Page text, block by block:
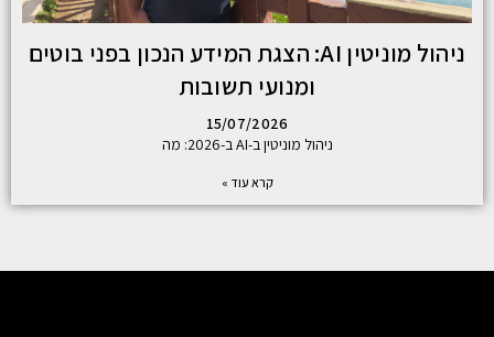
ניהול מוניטין AI: הצגת המידע הנכון בפני בוטים
ומנועי תשובות
15/07/2026
ניהול מוניטין ב-AI ב-2026: מה
קרא עוד »